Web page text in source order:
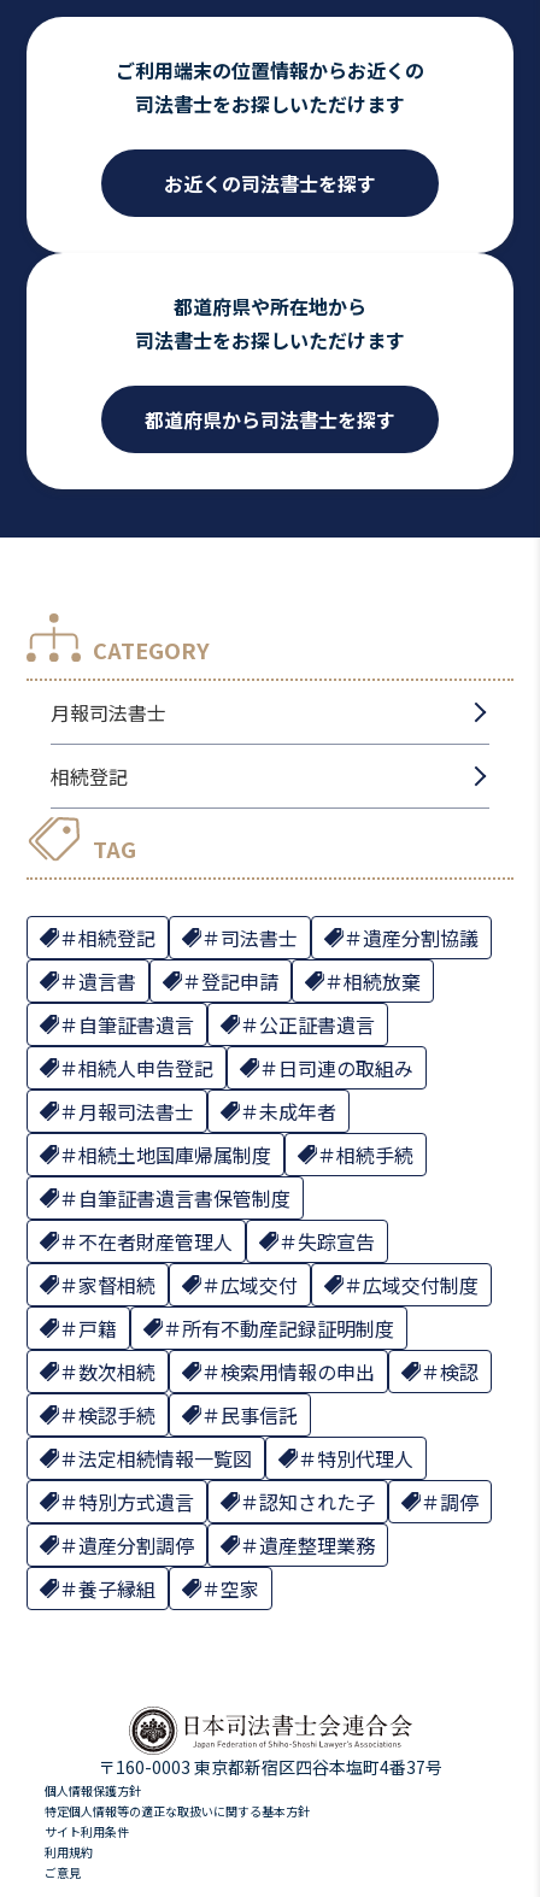
ご利用端末の位置情報からお近くの
司法書士をお探しいただけます
お近くの司法書士を探す
都道府県や所在地から
司法書士をお探しいただけます
都道府県から司法書士を探す
CATEGORY
月報司法書士
相続登記
TAG
相続登記 司法書士
遺産分割協議
遺言書
登記申請
相続放棄
自筆証書遺言
公正証書遺言
相続人申告登記
日司連の取組み
月報司法書士
未成年者
相続土地国庫帰属制度
相続手続
自筆証書遺言書保管制度
不在者財産管理人
失踪宣告
家督相続
広域交付
広域交付制度
戸籍
所有不動産記録証明制度
数次相続
検索用情報の申出
検認
検認手続
民事信託
法定相続情報一覧図
特別代理人
特別方式遺言
認知された子
調停
遺産分割調停
遺産整理業務
養子縁組
空家
〒160-0003 東京都新宿区四谷本塩町4番37号
個人情報保護方針
特定個人情報等の適正な取扱いに関する基本方針
サイト利用条件
利用規約
ご意見